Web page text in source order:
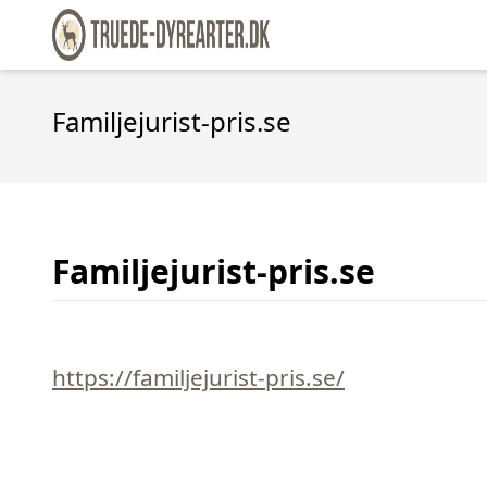
Familjejurist-pris.se
Familjejurist-pris.se
https://familjejurist-pris.se/